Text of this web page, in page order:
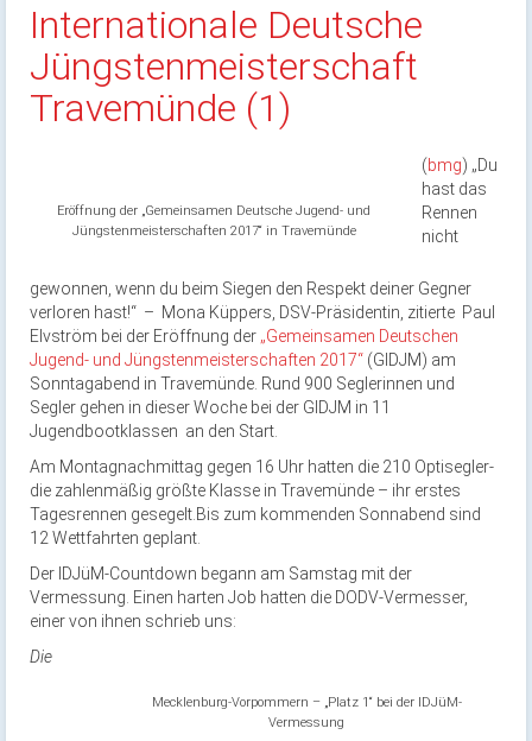
Internationale Deutsche
Jüngstenmeisterschaft
Travemünde (1)
Eröffnung der „Gemeinsamen Deutsche Jugend- und
Jüngstenmeisterschaften 2017“ in Travemünde
(bmg) „Du
hast das
Rennen
nicht
gewonnen, wenn du beim Siegen den Respekt deiner Gegner
verloren hast!“ – Mona Küppers, DSV-Präsidentin, zitierte Paul
Elvström bei der Eröffnung der „Gemeinsamen Deutschen
Jugend- und Jüngstenmeisterschaften 2017“ (GIDJM) am
Sonntagabend in Travemünde. Rund 900 Seglerinnen und
Segler gehen in dieser Woche bei der GIDJM in 11
Jugendbootklassen an den Start.
Am Montagnachmittag gegen 16 Uhr hatten die 210 Optisegler-
die zahlenmäßig größte Klasse in Travemünde – ihr erstes
Tagesrennen gesegelt.Bis zum kommenden Sonnabend sind
12 Wettfahrten geplant.
Der IDJüM-Countdown begann am Samstag mit der
Vermessung. Einen harten Job hatten die DODV-Vermesser,
einer von ihnen schrieb uns:
Mecklenburg-Vorpommern – „Platz 1“ bei der IDJüM-
Vermessung
Die